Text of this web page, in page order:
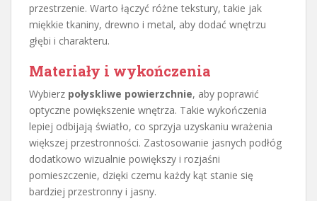
przestrzenie. Warto łączyć różne tekstury, takie jak
miękkie tkaniny, drewno i metal, aby dodać wnętrzu
głębi i charakteru.
Materiały i wykończenia
Wybierz połyskliwe powierzchnie, aby poprawić
optyczne powiększenie wnętrza. Takie wykończenia
lepiej odbijają światło, co sprzyja uzyskaniu wrażenia
większej przestronności. Zastosowanie jasnych podłóg
dodatkowo wizualnie powiększy i rozjaśni
pomieszczenie, dzięki czemu każdy kąt stanie się
bardziej przestronny i jasny.